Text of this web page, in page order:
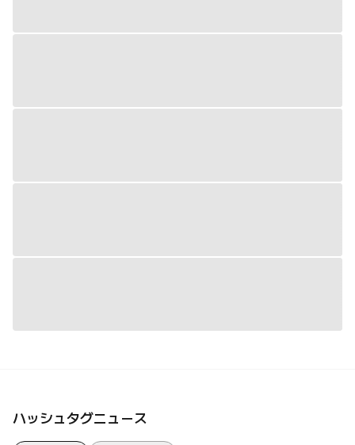
ハッシュタグニュース